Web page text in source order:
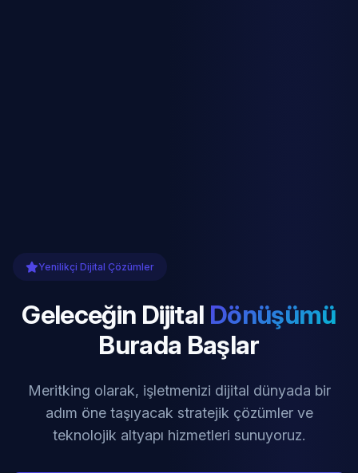
Yenilikçi Dijital Çözümler
Geleceğin Dijital Dönüşümü
Burada Başlar
Meritking olarak, işletmenizi dijital dünyada bir
adım öne taşıyacak stratejik çözümler ve
teknolojik altyapı hizmetleri sunuyoruz.